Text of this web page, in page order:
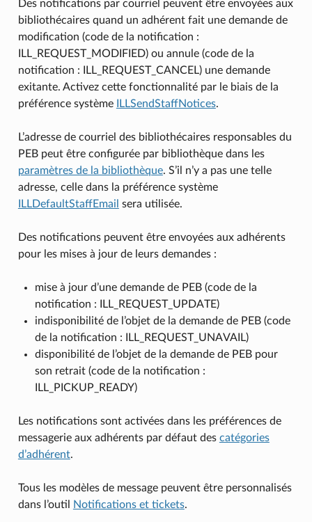
Des notifications par courriel peuvent être envoyées aux
bibliothécaires quand un adhérent fait une demande de
modification (code de la notification :
ILL_REQUEST_MODIFIED) ou annule (code de la
notification : ILL_REQUEST_CANCEL) une demande
exitante. Activez cette fonctionnalité par le biais de la
préférence système
ILLSendStaffNotices.
L’adresse de courriel des bibliothécaires responsables du
PEB peut être configurée par bibliothèque dans les
paramètres de la bibliothèque. S’il n’y a pas une telle
adresse, celle dans la préférence système
ILLDefaultStaffEmail sera utilisée.
Des notifications peuvent être envoyées aux adhérents
pour les mises à jour de leurs demandes :
mise à jour d’une demande de PEB (code de la
notification : ILL_REQUEST_UPDATE)
indisponibilité de l’objet de la demande de PEB (code
de la notification : ILL_REQUEST_UNAVAIL)
disponibilité de l’objet de la demande de PEB pour
son retrait (code de la notification :
ILL_PICKUP_READY)
Les notifications sont activées dans les préférences de
messagerie aux adhérents par défaut des catégories
d’adhérent.
Tous les modèles de message peuvent être personnalisés
dans l’outil
Notifications et tickets.